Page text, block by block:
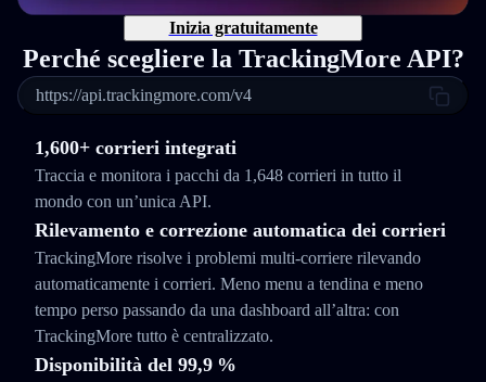
Inizia gratuitamente
Perché scegliere la TrackingMore API?
https://api.trackingmore.com/v4
1,600+ corrieri integrati
Traccia e monitora i pacchi da 1,648 corrieri in tutto il
mondo con un’unica API.
Rilevamento e correzione automatica dei corrieri
TrackingMore risolve i problemi multi-corriere rilevando
automaticamente i corrieri. Meno menu a tendina e meno
tempo perso passando da una dashboard all’altra: con
TrackingMore tutto è centralizzato.
Disponibilità del 99,9 %